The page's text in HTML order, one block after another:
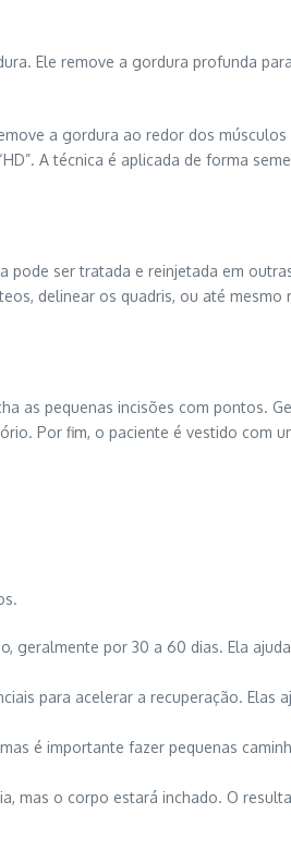
Ele remove a gordura profunda
a gordura ao redor dos
A técnica é aplicada de forma
pode ser tratada e reinjetada em
delinear os quadris, ou até
as pequenas incisões com pontos.
Por fim, o paciente é vestido com
geralmente por 30 a 60 dias. Ela
para acelerar a recuperação.
é importante fazer pequenas
mas o corpo estará inchado. O